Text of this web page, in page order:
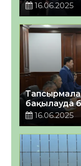
16.06.2025
бақылауда
16.06.2025